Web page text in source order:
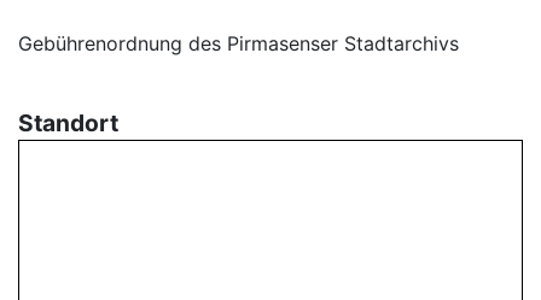
Gebührenordnung des Pirmasenser Stadtarchivs
Standort